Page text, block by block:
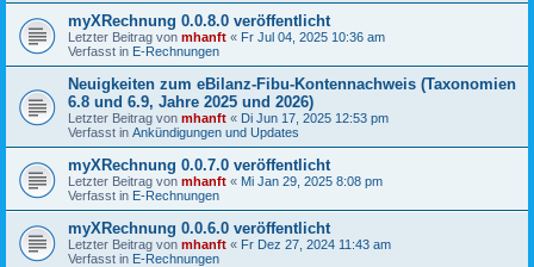
myXRechnung 0.0.8.0 veröffentlicht
Letzter Beitrag von mhanft « Fr Jul 04, 2025 10:36 am
Verfasst in E-Rechnungen
Neuigkeiten zum eBilanz-Fibu-Kontennachweis (Taxonomien
6.8 und 6.9, Jahre 2025 und 2026)
Letzter Beitrag von mhanft « Di Jun 17, 2025 12:53 pm
Verfasst in Ankündigungen und Updates
myXRechnung 0.0.7.0 veröffentlicht
Letzter Beitrag von mhanft « Mi Jan 29, 2025 8:08 pm
Verfasst in E-Rechnungen
myXRechnung 0.0.6.0 veröffentlicht
Letzter Beitrag von mhanft « Fr Dez 27, 2024 11:43 am
Verfasst in E-Rechnungen